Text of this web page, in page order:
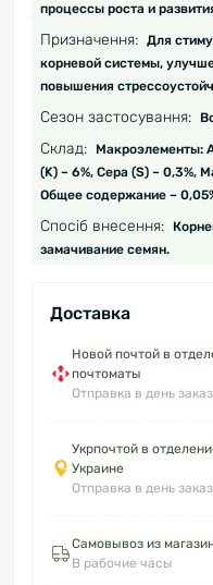
процессы роста и
Призначення: Для
корневой системы,
повышения
Сезон застосування:
Склад:
Макроэлементы:
(K) – 6%, Сера (S) – 0,3%,
Общее содержание –
Спосіб внесення:
замачивание семян.
Доставка
Новой почтой в
почтоматы
Отправка в день
Укрпочтой в
Украине
Отправка в день
Самовывоз из
В рабочие часы